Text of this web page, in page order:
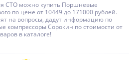
СТО можно купить Поршневые
по цене от 10449 до 171000 рублей.
на вопросы, дадут информацию по
компрессоры Сорокин по стоимости от
в каталоге!